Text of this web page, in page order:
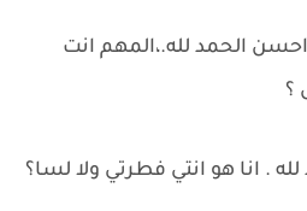
الحمد لله.،المهم انت
؟
. انا هو انتي فطرتي ولا لسا؟